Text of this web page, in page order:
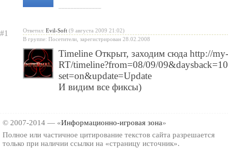
#1 Ответил: Evil-Soft (9 августа 2009 21:02)
В группе: Посетители, зарегистрирован 28.02.2008
Timeline Открыт, заходим сюда http://
RT/timeline?from=08/09/
set=on&update=Update
И видим все фиксы)
© 2007-2014 — «Информационно-игровая зона»
Полное или частичное цитирование текстов сайта разрешается
только при наличии ссылки на «страницу источник».